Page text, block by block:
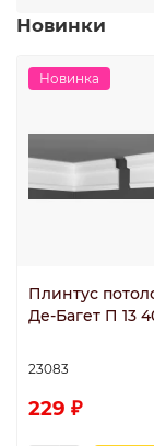
Новинки
Новинка
Плинтус
Де-Багет П 13
23083
229 ₽